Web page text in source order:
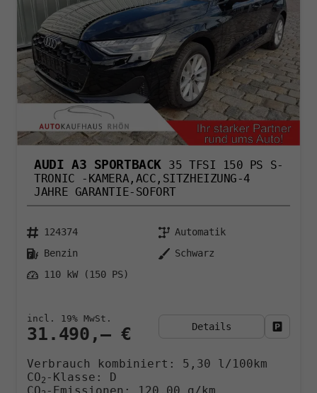
AUDI A3 SPORTBACK 35 TFSI 150 PS S-
TRONIC -KAMERA,ACC,SITZHEIZUNG-4
JAHRE GARANTIE-SOFORT
124374
Automatik
Benzin
Schwarz
110 kW (150 PS)
31.490,– €
incl. 19% MwSt.
Details
Verbrauch kombiniert: 5,30 l/100km
CO2 -Klasse:
D